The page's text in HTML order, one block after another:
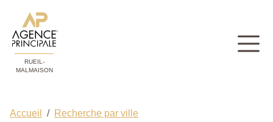
RUEIL-
MALMAISON
Accueil
Recherche par ville